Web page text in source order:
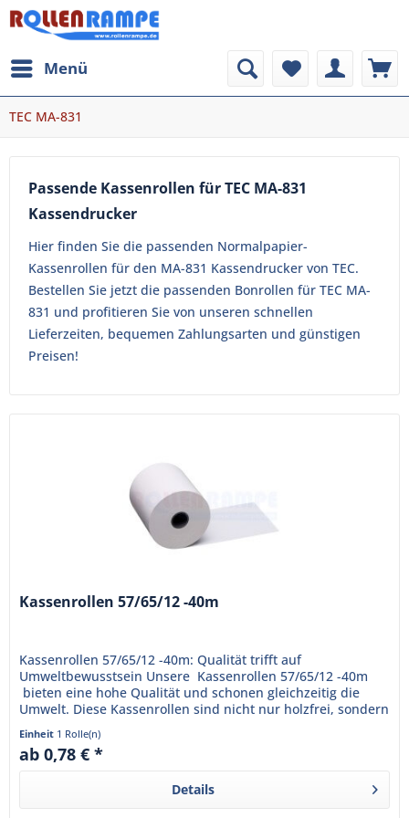
Menü
TEC MA-831
Passende Kassenrollen für TEC MA-831
Kassendrucker
Hier finden Sie die passenden Normalpapier-
Kassenrollen für den MA-831 Kassendrucker von TEC.
Bestellen Sie jetzt die passenden Bonrollen für TEC MA-
831 und profitieren Sie von unseren schnellen
Lieferzeiten, bequemen Zahlungsarten und günstigen
Preisen!
Kassenrollen 57/65/12 -40m
Kassenrollen 57/65/12 -40m: Qualität trifft auf
Umweltbewusstsein Unsere Kassenrollen 57/65/12 -40m
bieten eine hohe Qualität und schonen gleichzeitig die
Umwelt. Diese Kassenrollen sind nicht nur holzfrei, sondern
auch...
Einheit 1 Rolle(n)
ab 0,78 € *
Details